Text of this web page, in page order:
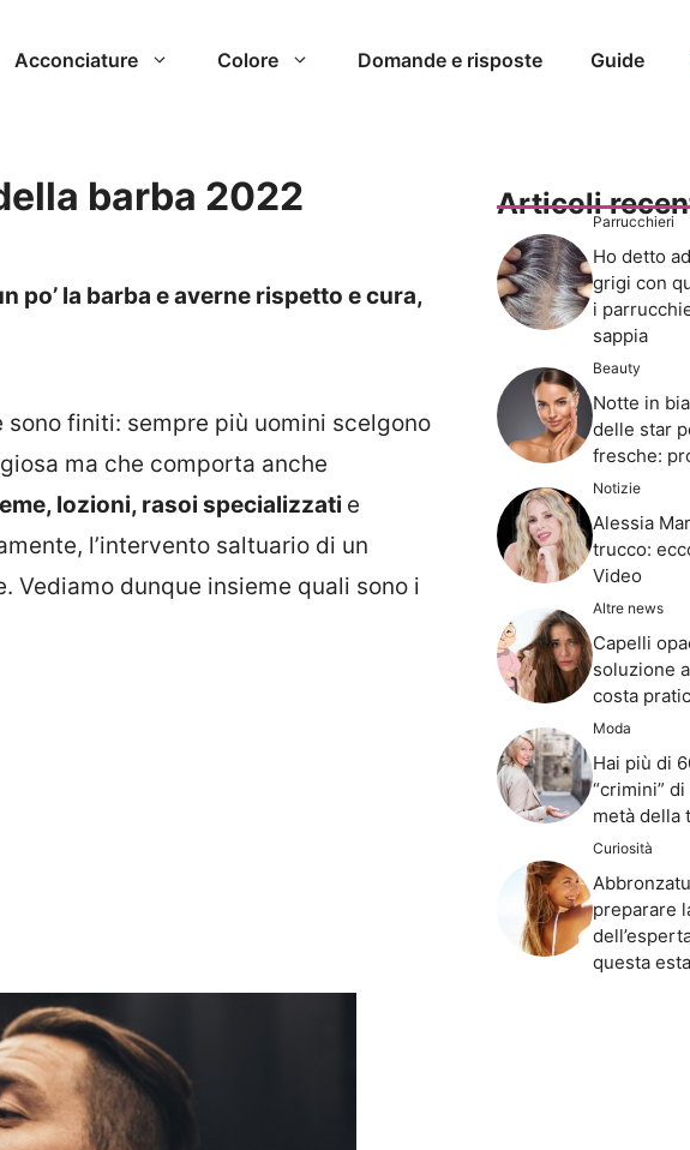
Acconciature Colore Domande e risposte Guide
barba 2022
po’ la barba e averne rispetto e cura,
finiti: sempre più uomini scelgono
ma che comporta anche
lozioni, rasoi specializzati e
l’intervento saltuario di un
Vediamo dunque insieme quali sono i
Articoli
Parrucchieri
Ho detto
grigi con
i
sappia
Beauty
Notte in
delle star
fresche:
Notizie
Alessia
trucco:
Video
Altre news
Capelli
soluzione
costa
Moda
Hai più di
“crimini”
metà della
Curiosità
preparare
questa